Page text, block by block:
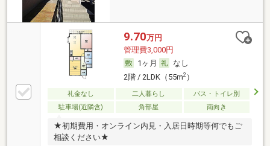
9.70万円
管理費3,000円
1ヶ月
なし
2階 / 2LDK（55m2）
礼金なし 二人暮らし
バス・トイレ別
駐車場(近隣含)
角部屋 南向き
★初期費用・オンライン内見・入居日時期等何でもご
相談ください★